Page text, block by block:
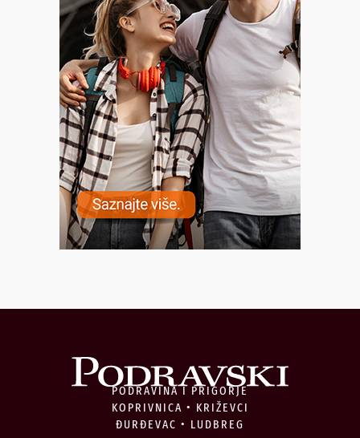
PODRAVINA I PRIGORJE
KOPRIVNICA • KRIŽEVCI
ĐURĐEVAC • LUDBREG